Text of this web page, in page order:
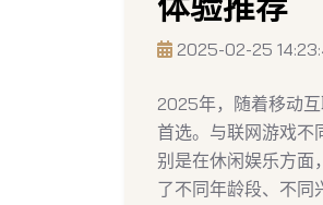
2025-02-25
2025年，随着移动
首选。与联网游戏不
别是在休闲娱乐方面
了不同年龄段、不同